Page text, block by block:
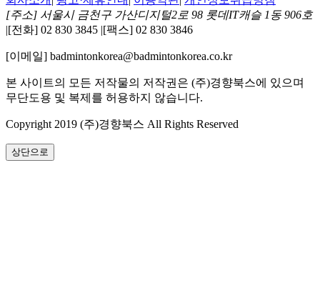
[주소] 서울시 금천구 가산디지털2로 98 롯데IT캐슬 1동 906호
|[전화] 02 830 3845 |[팩스] 02 830 3846
[이메일] badmintonkorea@badmintonkorea.co.kr
본 사이트의 모든 저작물의 저작권은 (주)경향북스에 있으며
무단도용 및 복제를 허용하지 않습니다.
Copyright 2019 (주)경향북스 All Rights Reserved
상단으로